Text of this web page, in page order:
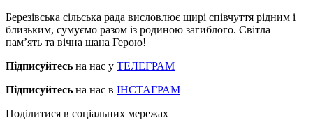
Березівська сільська рада висловлює щирі співчуття рідним і
близьким, сумуємо разом із родиною загиблого. Світла
пам’ять та вічна шана Герою!
Підписуйтесь на нас у ТЕЛЕГРАМ
Підписуйтесь на нас в ІНСТАГРАМ
Поділитися в соціальних мережах